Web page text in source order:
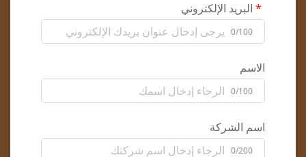
البريد الإلكتروني
0/100
الاسم
0/100
اسم الشركة
0/200